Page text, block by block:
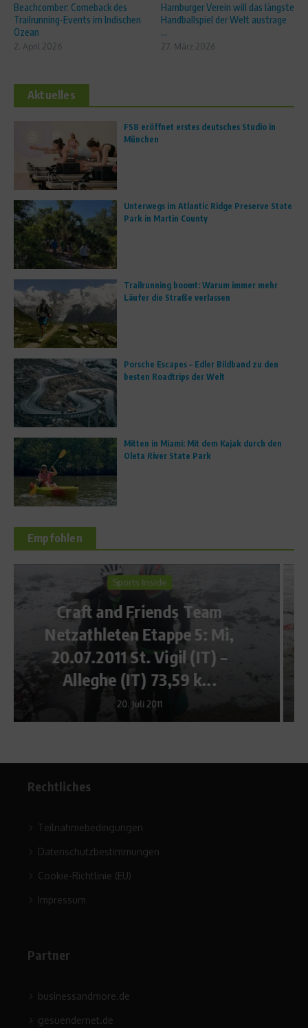
Beachcomber: Comeback des
Trailrunning-Events im Indischen
Ozean
2. April 2026
Hamburger Verein will das längste
Handballspiel der Welt austrage
...
27. März 2026
Aktuelles
FS8 eröffnet erstes deutsches Studio in
München
Unterwegs im Atlantic Ridge Preserve State
Park in Martin County
Trailrunning boomt: Warum immer mehr
Läufer die Straße verlassen
Porsche Escapes – Edler Bildband zu den
besten Roadtrips der Welt
Mitten in Miami: Mit dem Kajak durch den
Oleta River State Park
Empfohlen
Triathlon
Tipps für Einsteiger: Das
Material
8. Februar 2011
Rechtliches
Teilnahmebedingungen
Datenschutzbestimmungen
Cookie-Richtlinie (EU)
Impressum
Partner
businessandmore.de
gesuendernet.de